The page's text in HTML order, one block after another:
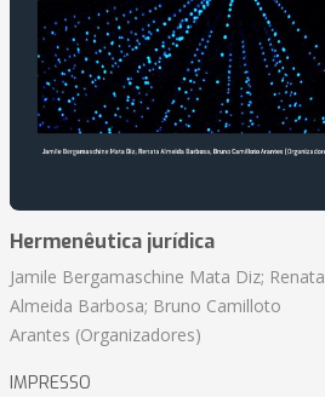
Hermenêutica jurídica
Jamile Bergamaschine Mata Diz; Renata
Almeida Barbosa; Bruno Camilloto
Arantes (Organizadores)
IMPRESSO